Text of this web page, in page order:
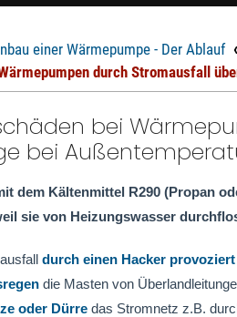
einer Wärmepumpe - Der Ablauf
durch Stromausfall
bei
bei
dem Kältenmittel R290 (Propan
sie von Heizungswasser
durch einen Hacker provoziert
die Masten von
oder Dürre das Stromnetz z.B.